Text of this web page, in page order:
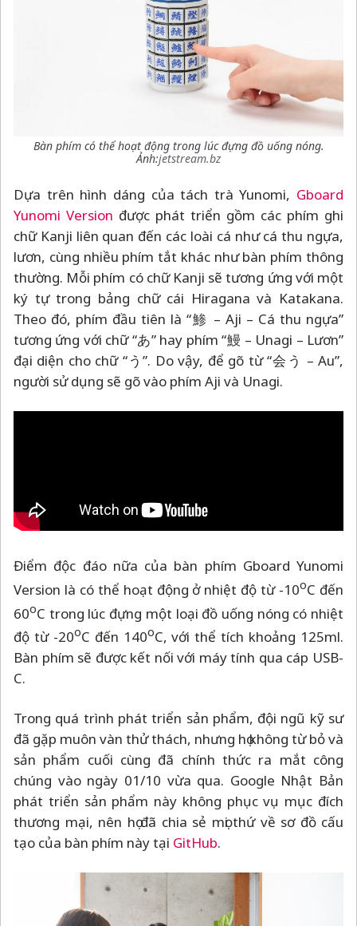
Bàn phím có thể hoạt động trong lúc đựng đồ uống nóng.
Ảnh:jetstream.bz
Dựa trên hình dáng của tách trà Yunomi, Gboard
Yunomi Version được phát triển gồm các phím ghi
chữ Kanji liên quan đến các loài cá như cá thu ngựa,
lươn, cùng nhiều phím tắt khác như bàn phím thông
thường. Mỗi phím có chữ Kanji sẽ tương ứng với một
ký tự trong bảng chữ cái Hiragana và Katakana.
Theo đó, phím đầu tiên là “鯵 – Aji – Cá thu ngựa”
tương ứng với chữ “あ” hay phím “鰻 – Unagi – Lươn”
đại diện cho chữ “う”. Do vậy, để gõ từ “会う – Au”,
người sử dụng sẽ gõ vào phím Aji và Unagi.
Điểm độc đáo nữa của bàn phím Gboard Yunomi
Version là có thể hoạt động ở nhiệt độ từ -10oC đến
60oC trong lúc đựng một loại đồ uống nóng có nhiệt
độ từ -20oC đến 140oC, với thể tích khoảng 125ml.
Bàn phím sẽ được kết nối với máy tính qua cáp USB-
C.
Trong quá trình phát triển sản phẩm, đội ngũ kỹ sư
đã gặp muôn vàn thử thách, nhưng họ không từ bỏ và
sản phẩm cuối cùng đã chính thức ra mắt công
chúng vào ngày 01/10 vừa qua. Google Nhật Bản
phát triển sản phẩm này không phục vụ mục đích
thương mại, nên họ đã chia sẻ mọi thứ về sơ đồ cấu
tạo của bàn phím này tại GitHub.